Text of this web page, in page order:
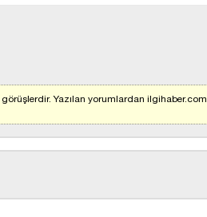
Yazılan yorumlardan ilgihaber.com